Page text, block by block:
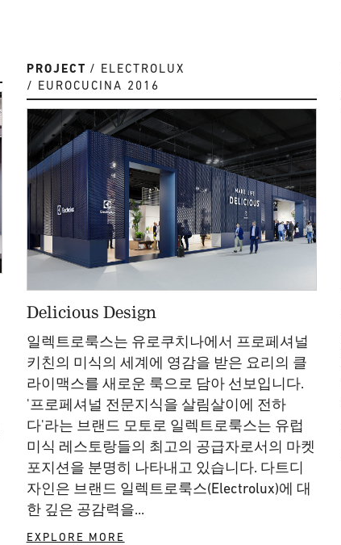
PROJECT
ELECTROLUX
EUROCUCINA 2016
Delicious Design
일렉트로룩스는 유로쿠치나에서 프로페셔널
키친의 미식의 세계에 영감을 받은 요리의 클
라이맥스를 새로운 룩으로 담아 선보입니다.
'프로페셔널 전문지식을 살림살이에 전하
다'라는 브랜드 모토로 일렉트로룩스는 유럽
미식 레스토랑들의 최고의 공급자로서의 마켓
포지션을 분명히 나타내고 있습니다. 다트디
자인은 브랜드 일렉트로룩스(Electrolux)에 대
한 깊은 공감력을...
EXPLORE MORE